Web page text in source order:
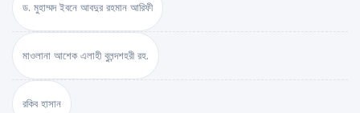
ড. মুহাম্মদ ইবনে আবদুর রহমান আরিফী
মাওলানা আশেক এলাহী বুলন্দশহরী রহ.
রকিব হাসান